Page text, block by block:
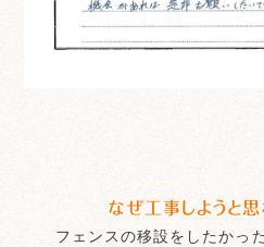
なぜ工事しようと
フェンスの移設をしたかっ